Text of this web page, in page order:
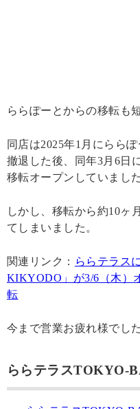
ららぽーとからの移転も
同店は2025年1月にらら
撤退した後、同年3月6日
移転オープンしていました
しかし、移転から約10ヶ
てしまいました。
関連リンク： ららテラス
KIKYODO」が3/6（木）
転
今まで営業お疲れ様でした
ららテラスTOKYO-